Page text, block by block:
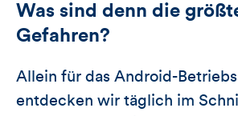
Was sind denn die
Gefahren?
Allein für das Android-
entdecken wir täglich im